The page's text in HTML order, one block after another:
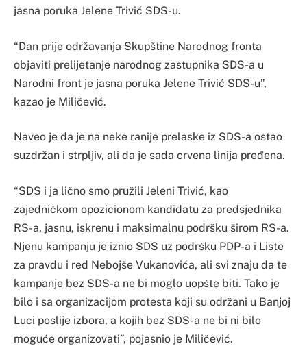
jasna poruka Jelene Trivić SDS-u.
“Dan prije održavanja Skupštine Narodnog fronta
objaviti prelijetanje narodnog zastupnika SDS-a u
Narodni front je jasna poruka Jelene Trivić SDS-u”,
kazao je Miličević.
Naveo je da je na neke ranije prelaske iz SDS-a ostao
suzdržan i strpljiv, ali da je sada crvena linija pređena.
“SDS i ja lično smo pružili Jeleni Trivić, kao
zajedničkom opozicionom kandidatu za predsjednika
RS-a, jasnu, iskrenu i maksimalnu podršku širom RS-a.
Njenu kampanju je iznio SDS uz podršku PDP-a i Liste
za pravdu i red Nebojše Vukanovića, ali svi znaju da te
kampanje bez SDS-a ne bi moglo uopšte biti. Tako je
bilo i sa organizacijom protesta koji su održani u Banjoj
Luci poslije izbora, a kojih bez SDS-a ne bi ni bilo
moguće organizovati”, pojasnio je Miličević.